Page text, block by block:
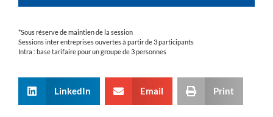
*Sous réserve de maintien de la session
Sessions inter entreprises ouvertes à partir de 3 participants
Intra : base tarifaire pour un groupe de 3 personnes
LinkedIn Email Print